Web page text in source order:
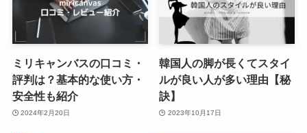
ミリキャンバスの口コミ・
評判は？基本的な使い方・
安全性も紹介
2024年2月20日
韓国人の脚が長くてスタイ
ルが良い人が多い理由【秘
訣】
2023年10月17日